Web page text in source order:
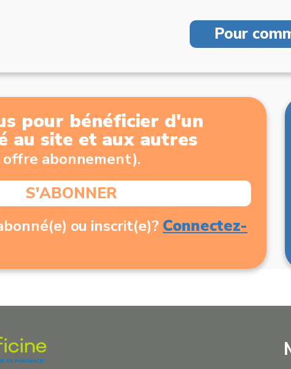
Pour
pour bénéficier d'un
au site et aux autres
offre abonnement).
S'ABONNER
ou inscrit(e)? Connectez-